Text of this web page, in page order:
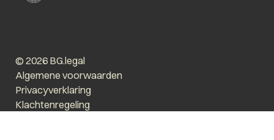
© 2026 BG.legal
Algemene voorwaarden
Privacyverklaring
Klachtenregeling